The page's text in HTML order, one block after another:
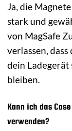
Ja, die
stark und
von MagSafe
verlassen,
dein Ladegerät
bleiben.
Kann ich das
verwenden?